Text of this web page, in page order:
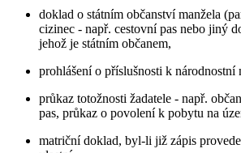
doklad o státním občanství manžela
cizinec - např. cestovní pas nebo jiný
jehož je státním občanem,
prohlášení o příslušnosti k národnostní
průkaz totožnosti žadatele - např.
pas, průkaz o povolení k pobytu na
matriční doklad, byl-li již zápis